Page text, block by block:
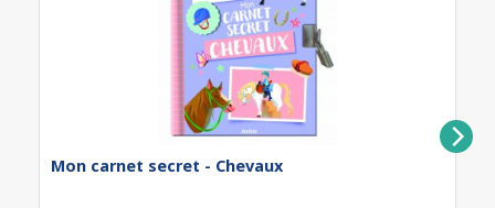
Mon carnet secret - Chevaux